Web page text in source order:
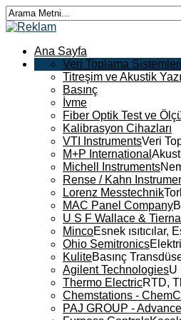
Ana Sayfa
Veri Toplama Sistemleri
Titreşim ve Akustik
Basınç
İvme
Fiber Optik Test ve
Kalibrasyon Cihazları
VTI InstrumentsVeri
M+P International
Michell Instruments
Rense / Kahn
Lorenz Messtechnik
MAC Panel Company
U S F Wallace &
MincoEsnek ısıtıcılar,
Ohio Semitronics
KuliteBasınç
Agilent TechnologiesU
Thermo ElectricRTD,
Chemstations -
PAJ GROUP -